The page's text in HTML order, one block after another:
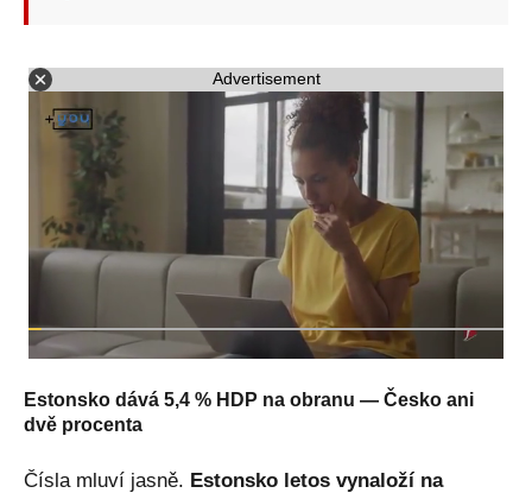
Advertisement
Estonsko dává 5,4 % HDP na obranu — Česko ani
dvě procenta
Čísla mluví jasně. Estonsko letos vynaloží na